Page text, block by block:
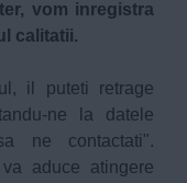
vom inregistra
calitatii.
il puteti retrage
ne la datele
ne contactati".
aduce atingere